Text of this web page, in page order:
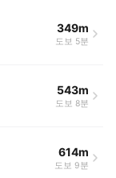
349m
도보 5분
543m
도보 8분
614m
도보 9분